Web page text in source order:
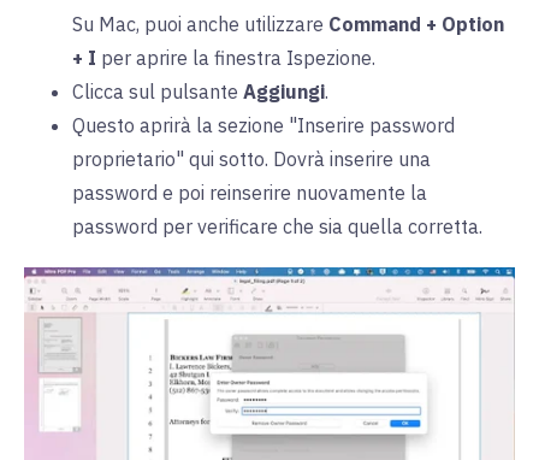
Su Mac, puoi anche utilizzare Command + Option
+ I per aprire la finestra Ispezione.
Clicca sul pulsante Aggiungi.
Questo aprirà la sezione "Inserire password
proprietario" qui sotto. Dovrà inserire una
password e poi reinserire nuovamente la
password per verificare che sia quella corretta.